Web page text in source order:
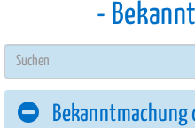
Bekanntmachung